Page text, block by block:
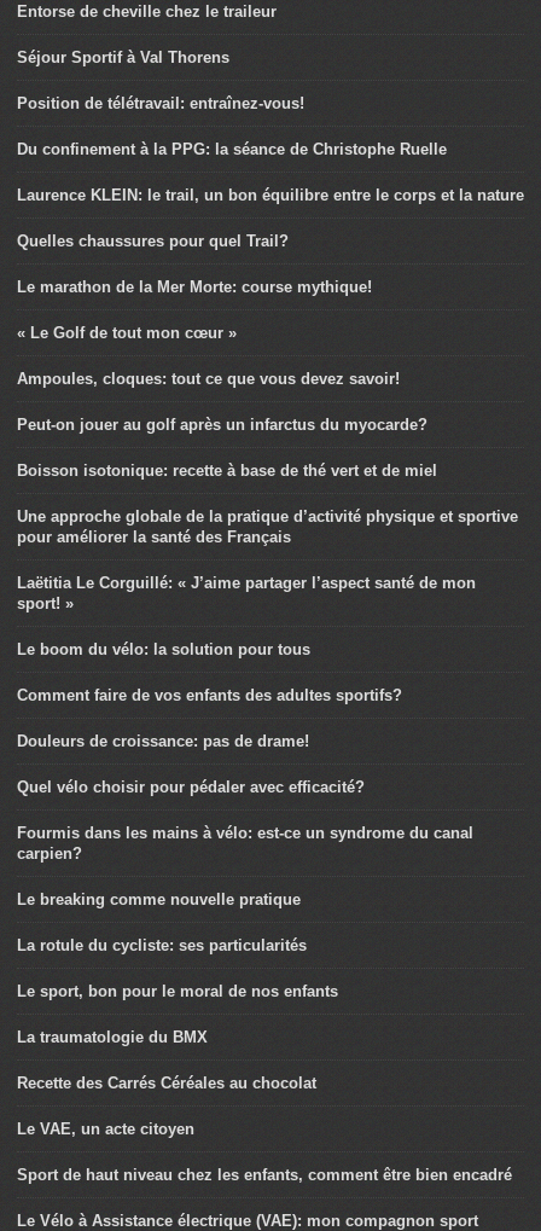
Entorse de cheville chez le traileur
Séjour Sportif à Val Thorens
Position de télétravail: entraînez-vous!
Du confinement à la PPG: la séance de Christophe Ruelle
Laurence KLEIN: le trail, un bon équilibre entre le corps et la nature
Quelles chaussures pour quel Trail?
Le marathon de la Mer Morte: course mythique!
« Le Golf de tout mon cœur »
Ampoules, cloques: tout ce que vous devez savoir!
Peut-on jouer au golf après un infarctus du myocarde?
Boisson isotonique: recette à base de thé vert et de miel
Une approche globale de la pratique d’activité physique et sportive
pour améliorer la santé des Français
Laëtitia Le Corguillé: « J’aime partager l’aspect santé de mon
sport! »
Le boom du vélo: la solution pour tous
Comment faire de vos enfants des adultes sportifs?
Douleurs de croissance: pas de drame!
Quel vélo choisir pour pédaler avec efficacité?
Fourmis dans les mains à vélo: est-ce un syndrome du canal
carpien?
Le breaking comme nouvelle pratique
La rotule du cycliste: ses particularités
Le sport, bon pour le moral de nos enfants
La traumatologie du BMX
Recette des Carrés Céréales au chocolat
Le VAE, un acte citoyen
Sport de haut niveau chez les enfants, comment être bien encadré
Le Vélo à Assistance électrique (VAE): mon compagnon sport